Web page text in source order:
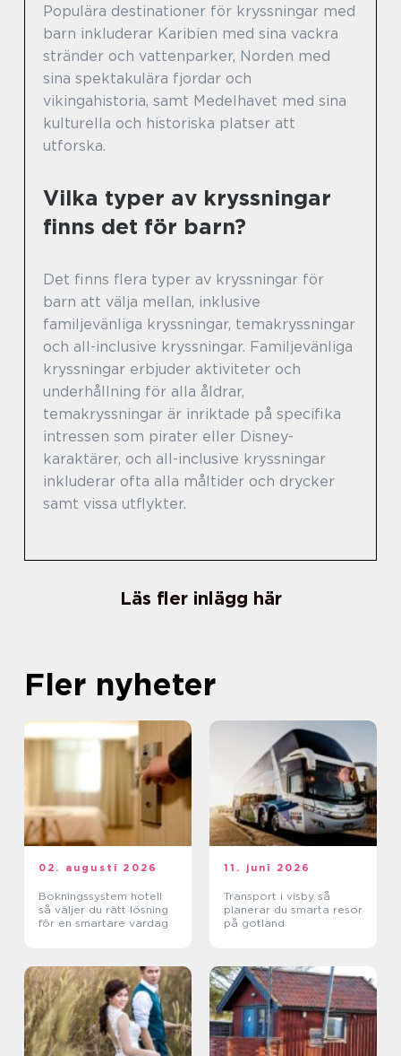
Populära destinationer för kryssningar med
barn inkluderar Karibien med sina vackra
stränder och vattenparker, Norden med
sina spektakulära fjordar och
vikingahistoria, samt Medelhavet med sina
kulturella och historiska platser att
utforska.
Vilka typer av kryssningar
finns det för barn?
Det finns flera typer av kryssningar för
barn att välja mellan, inklusive
familjevänliga kryssningar, temakryssningar
och all-inclusive kryssningar. Familjevänliga
kryssningar erbjuder aktiviteter och
underhållning för alla åldrar,
temakryssningar är inriktade på specifika
intressen som pirater eller Disney-
karaktärer, och all-inclusive kryssningar
inkluderar ofta alla måltider och drycker
samt vissa utflykter.
Läs fler inlägg här
Fler nyheter
02. augusti 2026
Bokningssystem hotell
så väljer du rätt lösning
för en smartare vardag
11. juni 2026
Transport i visby så
planerar du smarta resor
på gotland